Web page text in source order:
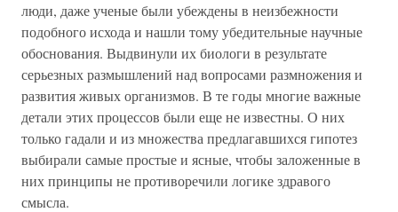
люди, даже ученые были убеждены в неизбежности
подобного исхода и нашли тому убедительные научные
обоснования. Выдвинули их биологи в результате
серьезных размышлений над вопросами размножения и
развития живых организмов. В те годы многие важные
детали этих процессов были еще не известны. О них
только гадали и из множества предлагавшихся гипотез
выбирали самые простые и ясные, чтобы заложенные в
них принципы не противоречили логике здравого
смысла.